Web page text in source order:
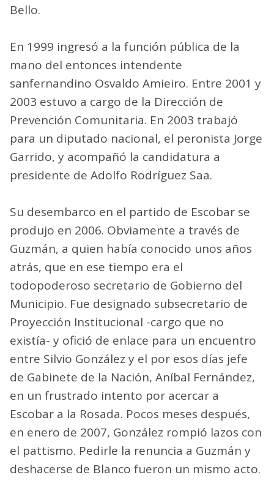
Bello.
En 1999 ingresó a la función pública de la
mano del entonces intendente
sanfernandino Osvaldo Amieiro. Entre 2001 y
2003 estuvo a cargo de la Dirección de
Prevención Comunitaria. En 2003 trabajó
para un diputado nacional, el peronista Jorge
Garrido, y acompañó la candidatura a
presidente de Adolfo Rodríguez Saa.
Su desembarco en el partido de Escobar se
produjo en 2006. Obviamente a través de
Guzmán, a quien había conocido unos años
atrás, que en ese tiempo era el
todopoderoso secretario de Gobierno del
Municipio. Fue designado subsecretario de
Proyección Institucional -cargo que no
existía- y ofició de enlace para un encuentro
entre Silvio González y el por esos días jefe
de Gabinete de la Nación, Aníbal Fernández,
en un frustrado intento por acercar a
Escobar a la Rosada. Pocos meses después,
en enero de 2007, González rompió lazos con
el pattismo. Pedirle la renuncia a Guzmán y
deshacerse de Blanco fueron un mismo acto.